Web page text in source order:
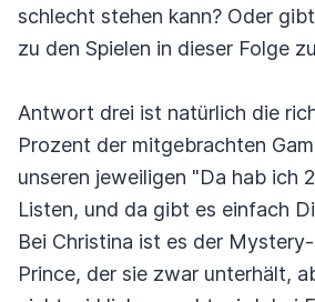
schlecht stehen kann? Oder
zu den Spielen in dieser Folge
Antwort drei ist natürlich die
Prozent der mitgebrachten
unseren jeweiligen "Da hab ich
Listen, und da gibt es einfach
Bei Christina ist es der
Prince, der sie zwar unterhält,